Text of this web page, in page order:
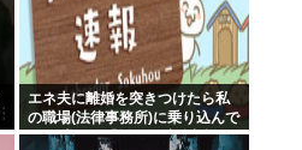
エネ夫に離婚を突きつけたら私
の職場(法律事務所)に乗り込んで
きた 堂々と「離婚の法律相談で